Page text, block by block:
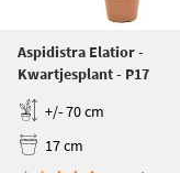
Aspidistra Elatior -
Kwartjesplant - P17
+/- 70 cm
17 cm